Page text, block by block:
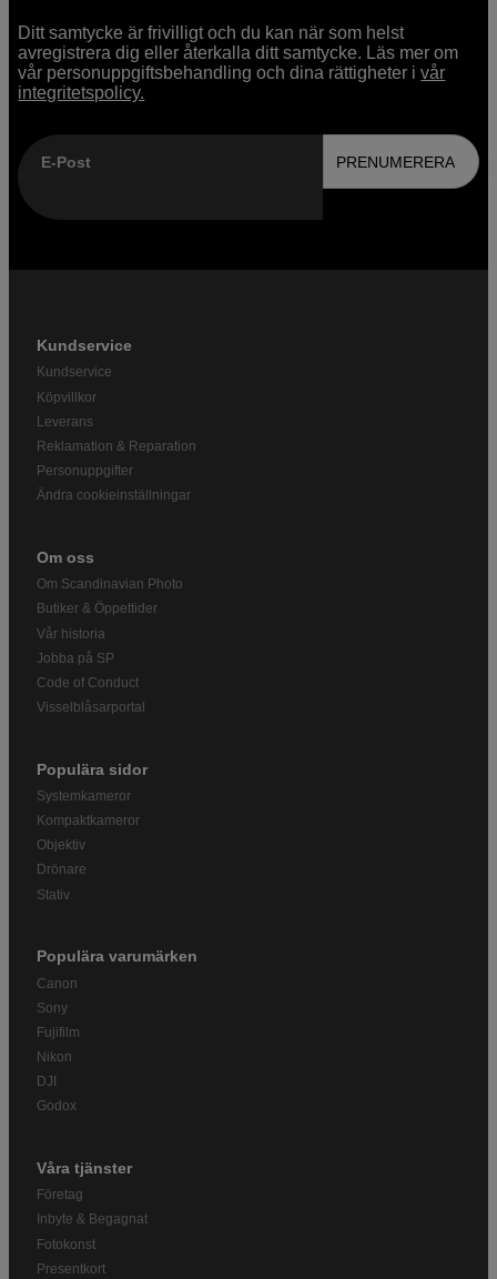
Ditt samtycke är frivilligt och du kan när som helst
avregistrera dig eller återkalla ditt samtycke. Läs mer om
vår personuppgiftsbehandling och dina rättigheter ivår
integritetspolicy.
E-Post PRENUMERERA
Kundservice
Kundservice
Köpvillkor
Leverans
Reklamation & Reparation
Personuppgifter
Ändra cookieinställningar
Om oss
Om Scandinavian Photo
Butiker & Öppettider
Vår historia
Jobba på SP
Code of Conduct
Visselblåsarportal
Populära sidor
Systemkameror
Kompaktkameror
Objektiv
Drönare
Stativ
Populära varumärken
Canon
Sony
Fujifilm
Nikon
DJI
Godox
Våra tjänster
Företag
Inbyte & Begagnat
Fotokonst
Presentkort